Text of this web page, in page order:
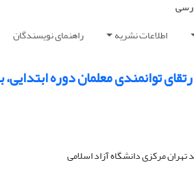
اطلاعات نشریه راهنمای نویسندگان
توانمندی معلمان دوره
تهران مرکزی دانشگاه آزاد اسلامی